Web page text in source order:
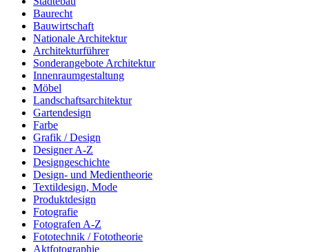
Baurecht
Bauwirtschaft
Nationale Architektur
Architekturführer
Sonderangebote Architektur
Innenraumgestaltung
Möbel
Landschaftsarchitektur
Gartendesign
Farbe
Grafik / Design
Designer A-Z
Designgeschichte
Design- und Medientheorie
Textildesign, Mode
Produktdesign
Fotografie
Fotografen A-Z
Fototechnik / Fototheorie
Aktfotographie